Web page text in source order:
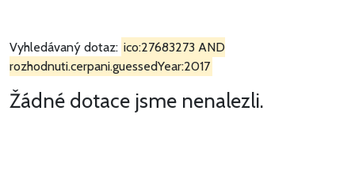
Vyhledávaný dotaz: ico:27683273 AND
rozhodnuti.cerpani.guessedYear:2017
Žádné dotace jsme nenalezli.